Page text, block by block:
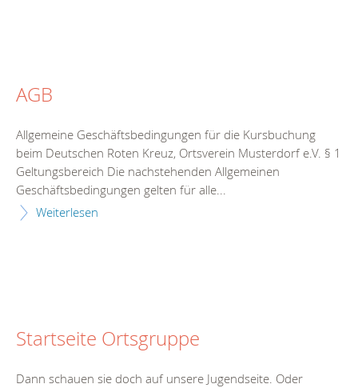
AGB
Allgemeine Geschäftsbedingungen für die Kursbuchung
beim Deutschen Roten Kreuz, Ortsverein Musterdorf e.V. § 1
Geltungsbereich Die nachstehenden Allgemeinen
Geschäftsbedingungen gelten für alle...
Weiterlesen
Startseite Ortsgruppe
Dann schauen sie doch auf unsere Jugendseite. Oder